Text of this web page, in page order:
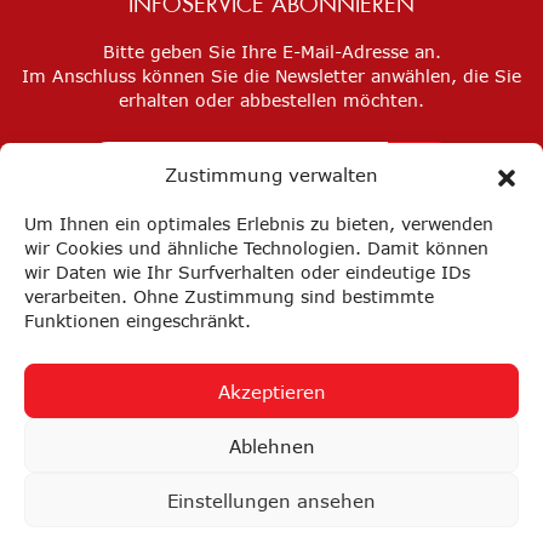
Zustimmung verwalten
Um Ihnen ein optimales Erlebnis zu bieten, verwenden
wir Cookies und ähnliche Technologien. Damit können
wir Daten wie Ihr Surfverhalten oder eindeutige IDs
verarbeiten. Ohne Zustimmung sind bestimmte
Funktionen eingeschränkt.
Akzeptieren
Ablehnen
Einstellungen ansehen
Bitte geben Sie Ihre E-Mail-Adresse an.
Im Anschluss können Sie die Newsletter anwählen, die Sie
erhalten oder abbestellen möchten.
Impressum Datenschutz
Privatsphäre-Einstellungen
nach oben ↑